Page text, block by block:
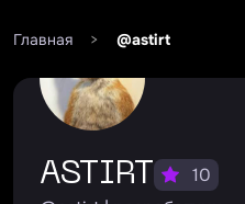
Главная > @astirt
ASTIRT
10